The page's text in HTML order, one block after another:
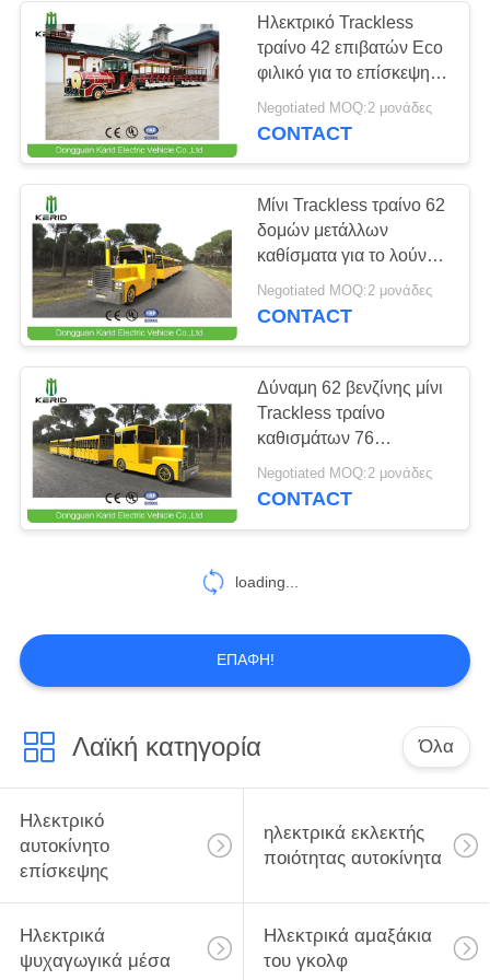
Ηλεκτρικό
περιπολικό
αυτοκίνητο
42
Ηλεκτρικό
αυτοκίνητο πόλεων
12
Ρυμουλκό
τροχόσπιτων
11
Όχημα πολλαπλών
χρήσεων ATV
9
Ηλεκτρικό Trackless
τραίνο 42 επιβατών Eco
φιλικό για το επίσκεψη
προσαρμοσμένο χρώμα
Negotiated MOQ:2 μονάδες
CONTACT
Μίνι Trackless τραίνο 62
δομών μετάλλων
καθίσματα για το λούνα
παρκ ντηζελοκίνητο
Negotiated MOQ:2 μονάδες
CONTACT
Δύναμη 62 βενζίνης μίνι
Trackless τραίνο
καθισμάτων 76
εκτιμημένου KW CE
δύναμης εγκεκριμένου
Negotiated MOQ:2 μονάδες
CONTACT
loading...
ΕΠΑΦΉ!
Λαϊκή κατηγορία Όλα
Ηλεκτρικό
αυτοκίνητο
επίσκεψης
ηλεκτρικά εκλεκτής
ποιότητας αυτοκίνητα
Ηλεκτρικά
ψυχαγωγικά μέσα
Ηλεκτρικά αμαξάκια
του γκολφ